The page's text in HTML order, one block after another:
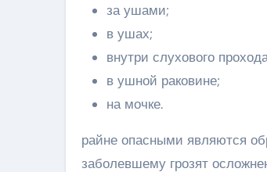
за ушами;
в ушах;
внутри слухового
в ушной раковине;
на мочке.
райне опасными являются
заболевшему грозят